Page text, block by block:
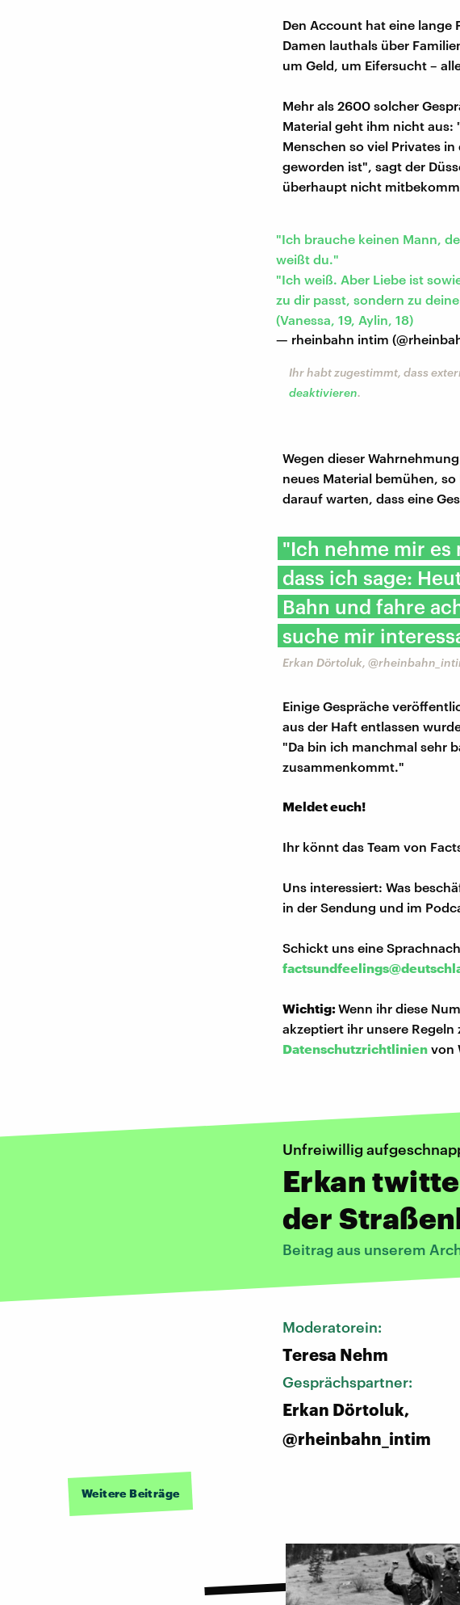
Den Account hat eine lange
Damen lauthals über
um Geld, um Eifersucht –
Mehr als 2600 solcher
Material geht ihm nicht aus:
Menschen so viel Privates
geworden ist", sagt der
überhaupt nicht
"Ich brauche keinen Mann,
weißt du."
"Ich weiß. Aber Liebe ist
zu dir passt, sondern zu
(Vanessa, 19, Aylin, 18)
— rheinbahn intim
Ihr habt zugestimmt, dass
deaktivieren.
Wegen dieser
neues Material bemühen,
darauf warten, dass eine
"Ich nehme mir es
dass ich sage:
Bahn und fahre
suche mir
Erkan Dörtoluk,
Einige Gespräche
aus der Haft entlassen
"Da bin ich manchmal sehr
zusammenkommt."
Meldet euch!
Ihr könnt das Team von
Uns interessiert: Was
in der Sendung und im
Schickt uns eine
Wichtig:Wenn ihr diese
akzeptiert ihr unsere
Datenschutzrichtlinien von
Unfreiwillig
Erkan
der
Beitrag aus unserem
Moderatorein:
Teresa Nehm
Gesprächspartner:
Erkan Dörtoluk,
@rheinbahn_intim
Weitere Beiträge